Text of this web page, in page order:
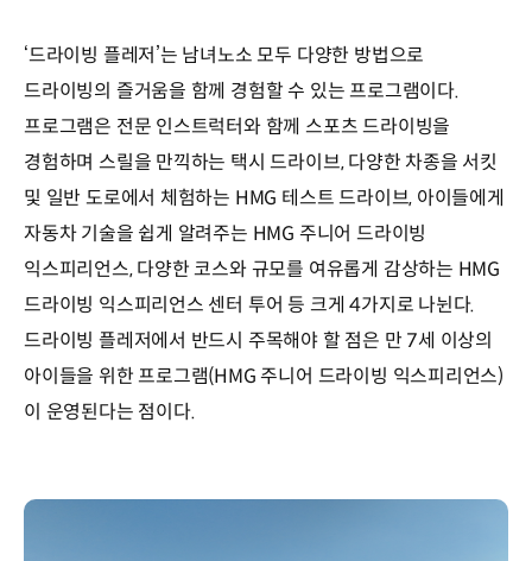
‘드라이빙 플레저’는 남녀노소 모두 다양한 방법으로
드라이빙의 즐거움을 함께 경험할 수 있는 프로그램이다.
프로그램은 전문 인스트럭터와 함께 스포츠 드라이빙을
경험하며 스릴을 만끽하는 택시 드라이브, 다양한 차종을 서킷
및 일반 도로에서 체험하는 HMG 테스트 드라이브, 아이들에게
자동차 기술을 쉽게 알려주는 HMG 주니어 드라이빙
익스피리언스, 다양한 코스와 규모를 여유롭게 감상하는 HMG
드라이빙 익스피리언스 센터 투어 등 크게 4가지로 나뉜다.
드라이빙 플레저에서 반드시 주목해야 할 점은 만 7세 이상의
아이들을 위한 프로그램(HMG 주니어 드라이빙 익스피리언스)
이 운영된다는 점이다.